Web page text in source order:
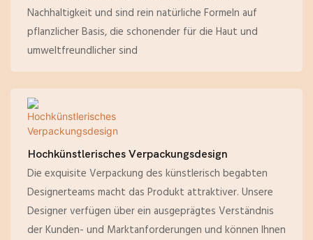
Nachhaltigkeit und sind rein natürliche Formeln auf
pflanzlicher Basis, die schonender für die Haut und
umweltfreundlicher sind
Hochkünstlerisches Verpackungsdesign
Die exquisite Verpackung des künstlerisch begabten
Designerteams macht das Produkt attraktiver. Unsere
Designer verfügen über ein ausgeprägtes Verständnis
der Kunden- und Marktanforderungen und können Ihnen